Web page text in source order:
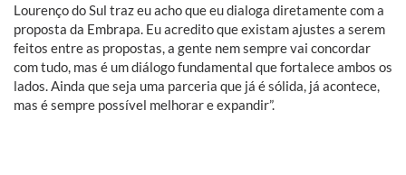
Lourenço do Sul traz eu acho que eu dialoga diretamente com a
proposta da Embrapa. Eu acredito que existam ajustes a serem
feitos entre as propostas, a gente nem sempre vai concordar
com tudo, mas é um diálogo fundamental que fortalece ambos os
lados. Ainda que seja uma parceria que já é sólida, já acontece,
mas é sempre possível melhorar e expandir”.